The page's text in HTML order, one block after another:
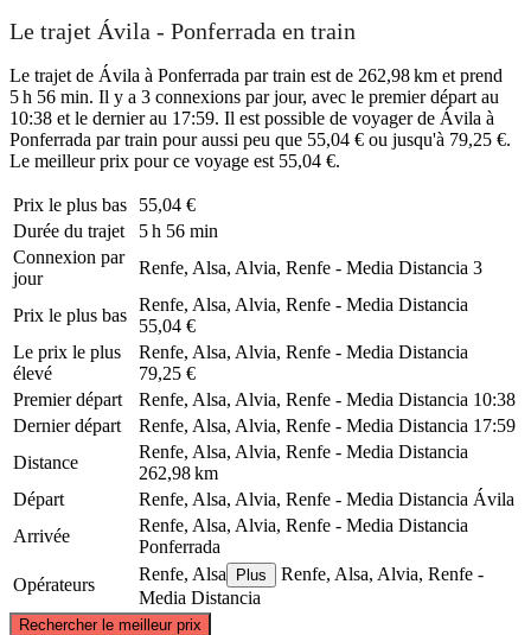
Le trajet Ávila - Ponferrada en train
Le trajet de Ávila à Ponferrada par train est de 262,98 km et prend
5 h 56 min. Il y a 3 connexions par jour, avec le premier départ au
10:38 et le dernier au 17:59. Il est possible de voyager de Ávila à
Ponferrada par train pour aussi peu que 55,04 € ou jusqu'à 79,25 €.
Le meilleur prix pour ce voyage est 55,04 €.
Prix ​​le plus bas
55,04 €
Durée du trajet
5 h 56 min
Connexion par
jour
Renfe, Alsa, Alvia, Renfe - Media Distancia 3
Prix ​​le plus bas
Renfe, Alsa, Alvia, Renfe - Media Distancia
55,04 €
Le prix le plus
élevé
Renfe, Alsa, Alvia, Renfe - Media Distancia
79,25 €
Premier départ
Renfe, Alsa, Alvia, Renfe - Media Distancia 10:38
Dernier départ
Renfe, Alsa, Alvia, Renfe - Media Distancia 17:59
Distance
Renfe, Alsa, Alvia, Renfe - Media Distancia
262,98 km
Départ
Renfe, Alsa, Alvia, Renfe - Media Distancia Ávila
Arrivée
Renfe, Alsa, Alvia, Renfe - Media Distancia
Ponferrada
Opérateurs
Renfe, Alsa Plus
Renfe, Alsa, Alvia, Renfe -
Media Distancia
Rechercher le meilleur prix